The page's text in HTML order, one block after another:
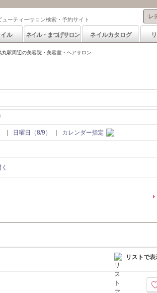
ーティーサロン検索・予約サイト レ
ル ネイル・まつげサロン ネイルカタログ
丸駅周辺の美容院・美容室・ヘアサロン
日曜日（8/9） カレンダー指定
リストで表